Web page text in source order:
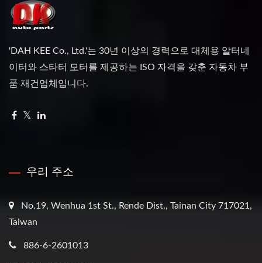
'DAH KEE Co., Ltd.'는 30년 이상의 경력으로 대체용 알터네
이터와 스타터 모터를 제공하는 ISO 자격을 갖춘 자동차 부
품 재건업체입니다.
우리 주소
No.19, Wenhua 1st St., Rende Dist., Tainan City 717021,
Taiwan
886-6-2601013